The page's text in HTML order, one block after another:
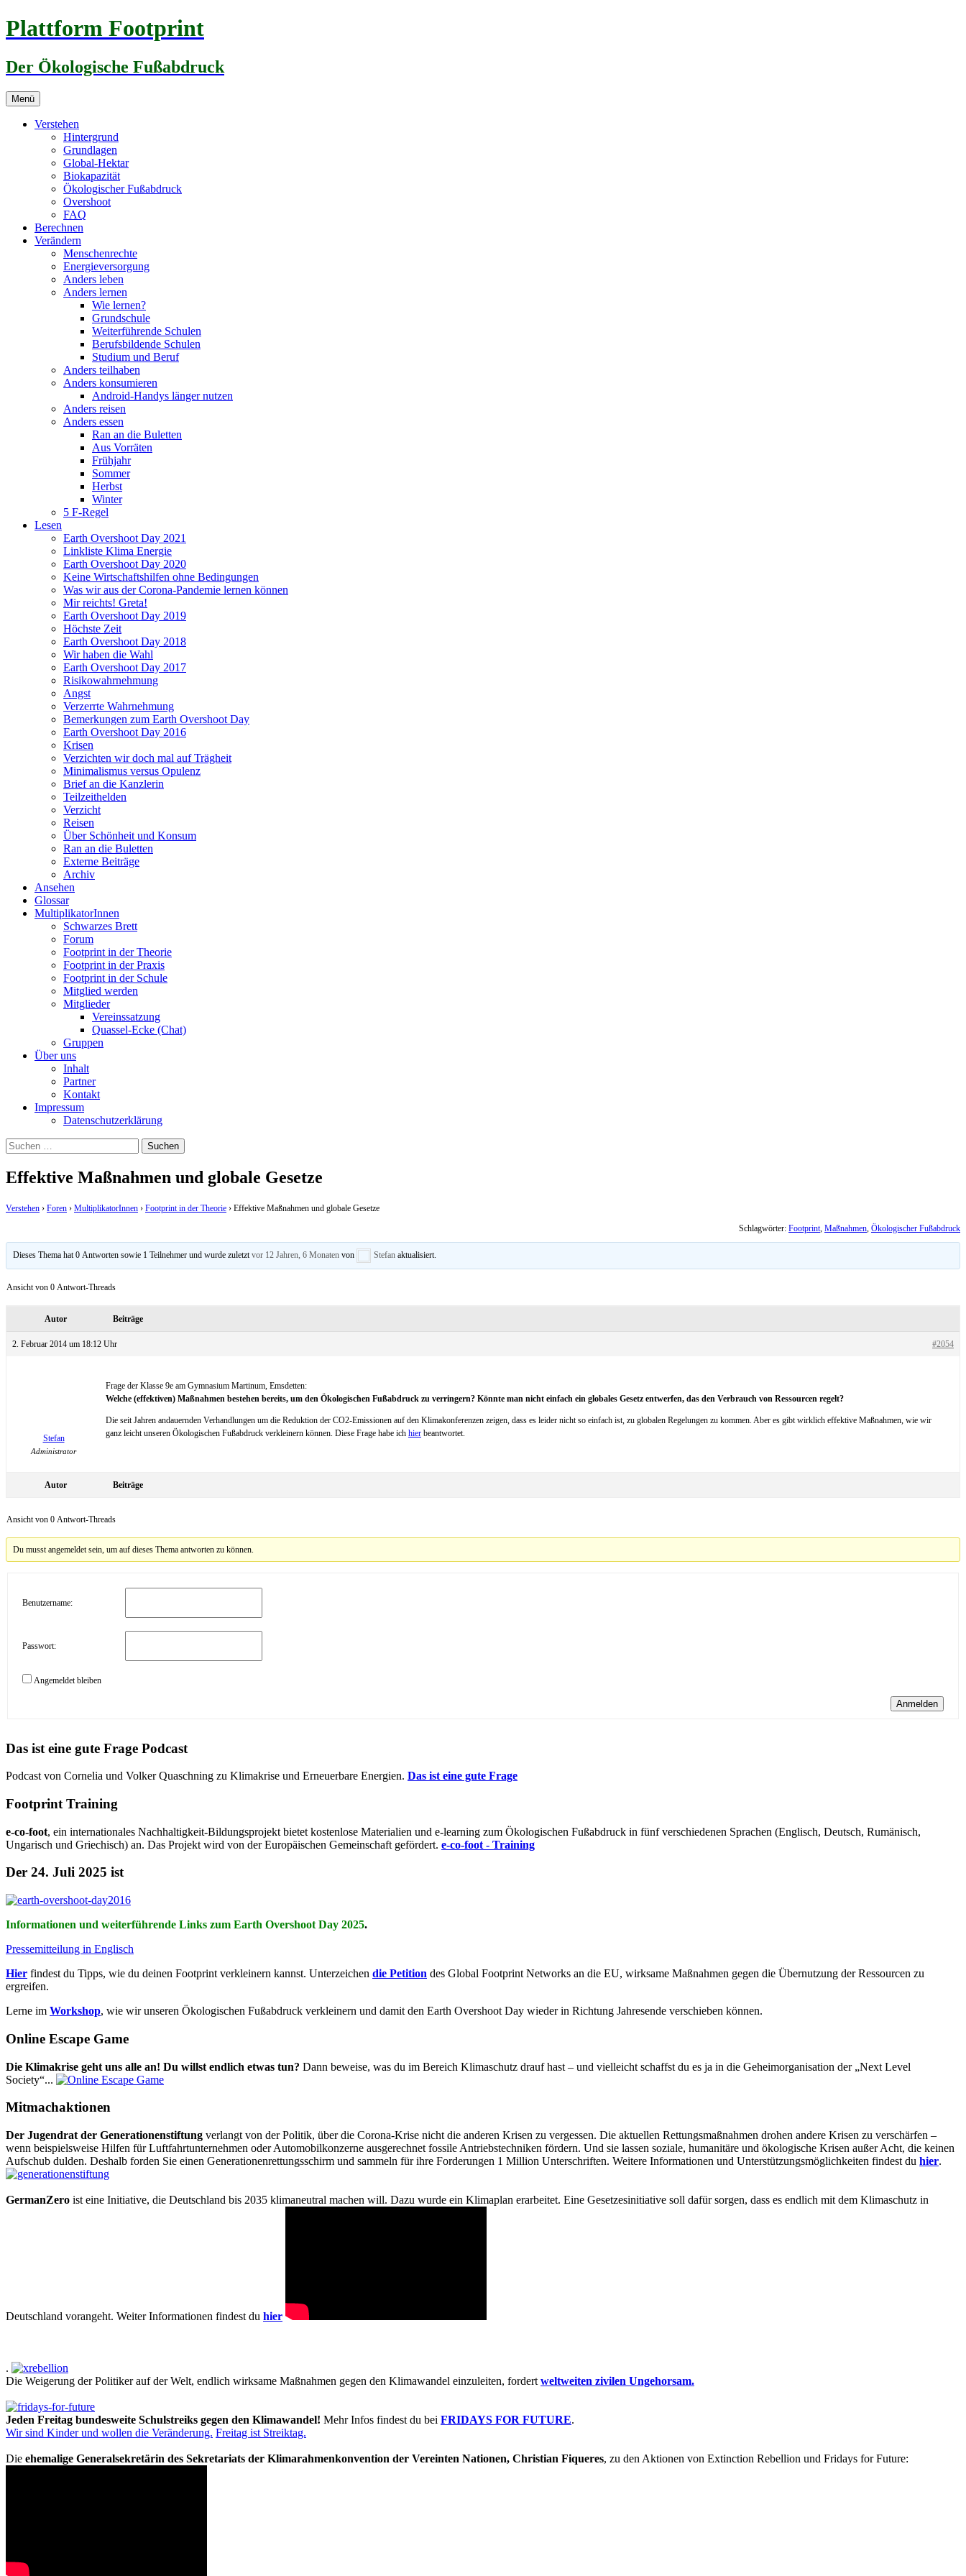
Zum
Inhalt
Plattform Footprint
Der Ökologische Fußabdruck
Menü
Verstehen
Hintergrund
Grundlagen
Global-Hektar
Biokapazität
Ökologischer Fußabdruck
Overshoot
FAQ
Berechnen
Verändern
Menschenrechte
Energieversorgung
Anders leben
Anders lernen
Wie lernen?
Grundschule
Weiterführende Schulen
Berufsbildende Schulen
Studium und Beruf
Anders teilhaben
Anders konsumieren
Android-Handys länger nutzen
Anders reisen
Anders essen
Ran an die Buletten
Aus Vorräten
Frühjahr
Sommer
Herbst
Winter
5 F-Regel
Lesen
Earth Overshoot Day 2021
Linkliste Klima Energie
Earth Overshoot Day 2020
Keine Wirtschaftshilfen ohne Bedingungen
Was wir aus der Corona-Pandemie lernen können
Mir reichts! Greta!
Earth Overshoot Day 2019
Höchste Zeit
Earth Overshoot Day 2018
Wir haben die Wahl
Earth Overshoot Day 2017
Risikowahrnehmung
Angst
Verzerrte Wahrnehmung
Bemerkungen zum Earth Overshoot Day
Earth Overshoot Day 2016
Krisen
Verzichten wir doch mal auf Trägheit
Minimalismus versus Opulenz
Brief an die Kanzlerin
Teilzeithelden
Verzicht
Reisen
Über Schönheit und Konsum
Ran an die Buletten
Externe Beiträge
Archiv
Ansehen
Glossar
MultiplikatorInnen
Schwarzes Brett
Forum
Footprint in der Theorie
Footprint in der Praxis
Footprint in der Schule
Mitglied werden
Mitglieder
Vereinssatzung
Quassel-Ecke (Chat)
Gruppen
Über uns
Inhalt
Partner
Kontakt
Impressum
Datenschutzerklärung
Suchen
nach:
Effektive Maßnahmen und globale Gesetze
Verstehen › Foren › MultiplikatorInnen › Footprint in der Theorie › Effektive Maßnahmen und globale Gesetze
Schlagwörter: Footprint Maßnahmen Ökologischer Fußabdruck
Dieses Thema hat 0 Antworten sowie 1 Teilnehmer und wurde zuletztvor 12 Jahren, 6 Monaten von Stefan aktualisiert.
Ansicht von 0 Antwort-Threads
Autor Beiträge
2. Februar 2014 um 18:12 Uhr #2054
Stefan
Administrator
Frage der Klasse 9e am Gymnasium Martinum, Emsdetten:
Welche (effektiven) Maßnahmen bestehen bereits, um den Ökologischen Fußabdruck zu verringern? Könnte man nicht einfach ein globales Gesetz entwerfen, das den Verbrauch von Ressourcen regelt?
Die seit Jahren andauernden Verhandlungen um die Reduktion der CO2-Emissionen auf den Klimakonferenzen zeigen, dass es leider nicht so einfach ist, zu globalen Regelungen zu kommen. Aber es gibt wirklich effektive Maßnahmen, wie wir
ganz leicht unseren Ökologischen Fußabdruck verkleinern können. Diese Frage habe ich hier beantwortet.
Autor Beiträge
Ansicht von 0 Antwort-Threads
Du musst angemeldet sein, um auf dieses Thema antworten zu können.
Benutzername:
Passwort:
Angemeldet bleiben
Anmelden
Das ist eine gute Frage Podcast
Podcast von Cornelia und Volker Quaschning zu Klimakrise und Erneuerbare Energien. Das ist eine gute Frage
Footprint Training
e-co-foot, ein internationales Nachhaltigkeit-Bildungsprojekt bietet kostenlose Materialien und e-learning zum Ökologischen Fußabdruck in fünf verschiedenen Sprachen (Englisch, Deutsch, Rumänisch,
Ungarisch und Griechisch) an. Das Projekt wird von der Europäischen Gemeinschaft gefördert. e-co-foot - Training
Der 24. Juli 2025 ist
Informationen und weiterführende Links zum Earth Overshoot Day 2025.
Pressemitteilung in Englisch
Hier findest du Tipps, wie du deinen Footprint verkleinern kannst. Unterzeichen die Petition des Global Footprint Networks an die EU, wirksame Maßnahmen gegen die Übernutzung der Ressourcen zu
ergreifen.
Lerne im Workshop, wie wir unseren Ökologischen Fußabdruck verkleinern und damit den Earth Overshoot Day wieder in Richtung Jahresende verschieben können.
Online Escape Game
Die Klimakrise geht uns alle an! Du willst endlich etwas tun? Dann beweise, was du im Bereich Klimaschutz drauf hast – und vielleicht schaffst du es ja in die Geheimorganisation der „Next Level
Society“...
Mitmachaktionen
Der Jugendrat der Generationenstiftung verlangt von der Politik, über die Corona-Krise nicht die anderen Krisen zu vergessen. Die aktuellen Rettungsmaßnahmen drohen andere Krisen zu verschärfen –
wenn beispielsweise Hilfen für Luftfahrtunternehmen oder Automobilkonzerne ausgerechnet fossile Antriebstechniken fördern. Und sie lassen soziale, humanitäre und ökologische Krisen außer Acht, die keinen
Aufschub dulden. Deshalb forden Sie einen Generationenrettungsschirm und sammeln für ihre Forderungen 1 Million Unterschriften. Weitere Informationen und Unterstützungsmöglichkeiten findest du hier.
GermanZero ist eine Initiative, die Deutschland bis 2035 klimaneutral machen will. Dazu wurde ein Klimaplan erarbeitet. Eine Gesetzesinitiative soll dafür sorgen, dass es endlich mit dem Klimaschutz in
Deutschland vorangeht. Weiter Informationen findest du hier
.
Die Weigerung der Politiker auf der Welt, endlich wirksame Maßnahmen gegen den Klimawandel einzuleiten, fordert weltweiten zivilen Ungehorsam.
Jeden Freitag bundesweite Schulstreiks gegen den Klimawandel! Mehr Infos findest du bei FRIDAYS FOR FUTURE.
Wir sind Kinder und wollen die Veränderung. Freitag ist Streiktag.
Die ehemalige Generalsekretärin des Sekretariats der Klimarahmenkonvention der Vereinten Nationen, Christian Fiqueres, zu den Aktionen von Extinction Rebellion und Fridays for Future: